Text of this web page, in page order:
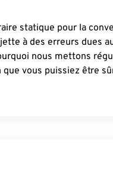
statique pour la
à des erreurs dues
nous mettons
vous puissiez être